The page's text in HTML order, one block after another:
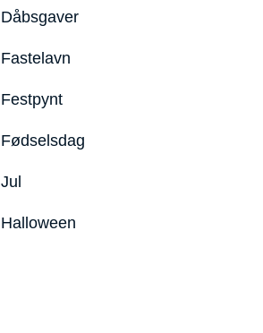
Dåbsgaver
Fastelavn
Festpynt
Fødselsdag
Jul
Halloween